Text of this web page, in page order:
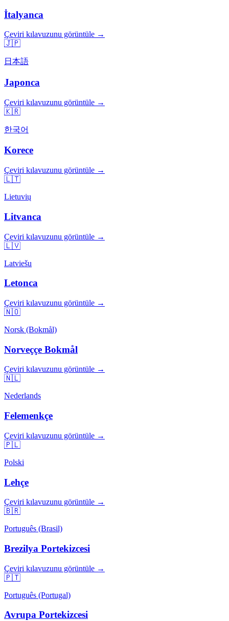
İtalyanca
Çeviri kılavuzunu görüntüle →
🇯🇵
日本語
Japonca
Çeviri kılavuzunu görüntüle →
🇰🇷
한국어
Korece
Çeviri kılavuzunu görüntüle →
🇱🇹
Lietuvių
Litvanca
Çeviri kılavuzunu görüntüle →
🇱🇻
Latviešu
Letonca
Çeviri kılavuzunu görüntüle →
🇳🇴
Norsk (Bokmål)
Norveççe Bokmål
Çeviri kılavuzunu görüntüle →
🇳🇱
Nederlands
Felemenkçe
Çeviri kılavuzunu görüntüle →
🇵🇱
Polski
Lehçe
Çeviri kılavuzunu görüntüle →
🇧🇷
Português (Brasil)
Brezilya Portekizcesi
Çeviri kılavuzunu görüntüle →
🇵🇹
Português (Portugal)
Avrupa Portekizcesi